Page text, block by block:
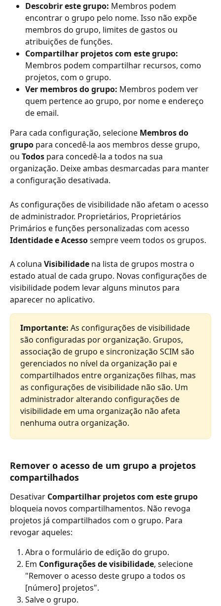
Descobrir este grupo: Membros podem
encontrar o grupo pelo nome. Isso não expõe
membros do grupo, limites de gastos ou
atribuições de funções.
Compartilhar projetos com este grupo:
Membros podem compartilhar recursos, como
projetos, com o grupo.
Ver membros do grupo: Membros podem ver
quem pertence ao grupo, por nome e endereço
de email.
Para cada configuração, selecione Membros do
grupo para concedê-la aos membros desse grupo,
ou Todos para concedê-la a todos na sua
organização. Deixe ambas desmarcadas para manter
a configuração desativada.
As configurações de visibilidade não afetam o acesso
de administrador. Proprietários, Proprietários
Primários e funções personalizadas com acesso
Identidade e Acesso sempre veem todos os grupos.
A coluna Visibilidade na lista de grupos mostra o
estado atual de cada grupo. Novas configurações de
visibilidade podem levar alguns minutos para
aparecer no aplicativo.
Importante: As configurações de visibilidade
são configuradas por organização. Grupos,
associação de grupo e sincronização SCIM são
gerenciados no nível da organização pai e
compartilhados entre organizações filhas, mas
as configurações de visibilidade não são. Um
administrador alterando configurações de
visibilidade em uma organização não afeta
nenhuma outra organização.
Remover o acesso de um grupo a projetos
compartilhados
Desativar Compartilhar projetos com este grupo
bloqueia novos compartilhamentos. Não revoga
projetos já compartilhados com o grupo. Para
revogar aqueles:
Abra o formulário de edição do grupo.
Em Configurações de visibilidade, selecione
"Remover o acesso deste grupo a todos os
[número] projetos".
Salve o grupo.